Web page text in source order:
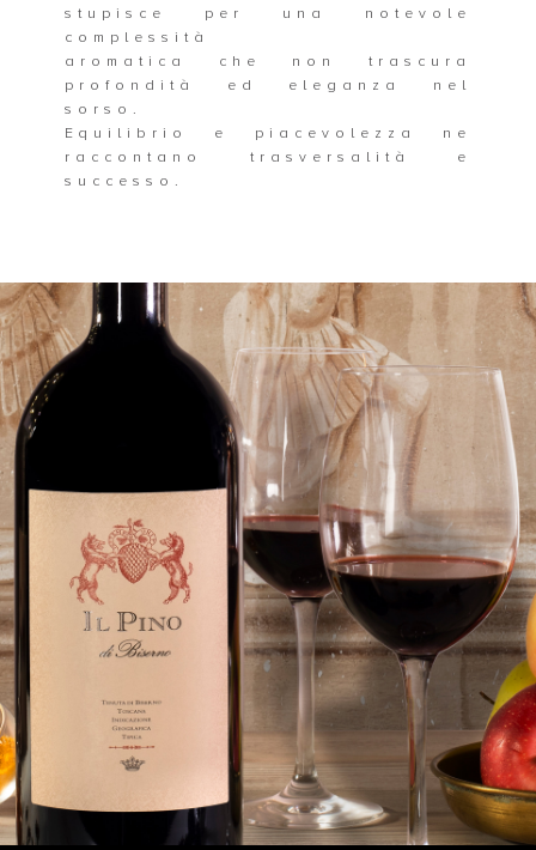
stupisce per una notevole
complessità
aromatica che non trascura
profondità ed eleganza nel
sorso.
Equilibrio e piacevolezza ne
raccontano trasversalità e
successo.